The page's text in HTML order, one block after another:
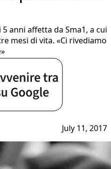
anni affetta da Sma1, a cui
mesi di vita. «Ci rivediamo
July 11, 2017